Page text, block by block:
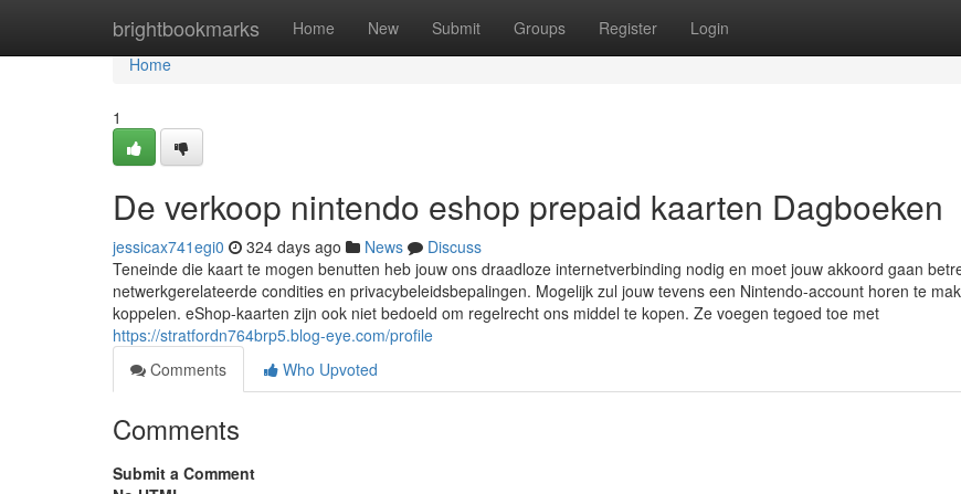
brightbookmarks Home New Submit Groups Register Login
Home
Home
1
De verkoop nintendo eshop prepaid kaarten Dagboeken
jessicax741egi0 324 days ago News
Discuss
Teneinde die kaart te mogen benutten heb jouw ons draadloze internetverbinding nodig en moet jouw akkoord gaan
netwerkgerelateerde condities en privacybeleidsbepalingen. Mogelijk zul jouw tevens een Nintendo-account horen te
koppelen. eShop-kaarten zijn ook niet bedoeld om regelrecht ons middel te kopen. Ze voegen tegoed toe met
https://stratfordn764brp5.blog-eye.com/profile
Comments
Who Upvoted
Comments
Submit a Comment